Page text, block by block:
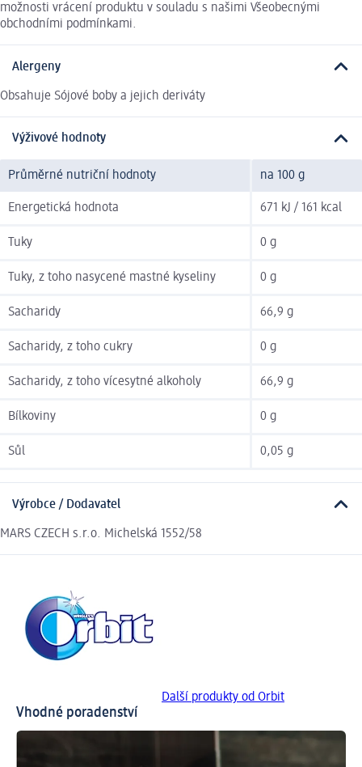
možnosti vrácení produktu v souladu s našimi Všeobecnými
obchodními podmínkami.
Alergeny
Obsahuje Sójové boby a jejich deriváty
Výživové hodnoty
Průměrné nutriční hodnoty na 100 g
Energetická hodnota 671 kJ / 161 kcal
Tuky 0 g
Tuky, z toho nasycené mastné kyseliny 0 g
Sacharidy 66,9 g
Sacharidy, z toho cukry 0 g
Sacharidy, z toho vícesytné alkoholy 66,9 g
Bílkoviny 0 g
Sůl 0,05 g
Výrobce / Dodavatel
MARS CZECH s.r.o. Michelská 1552/58
Další produkty od Orbit
Vhodné poradenství